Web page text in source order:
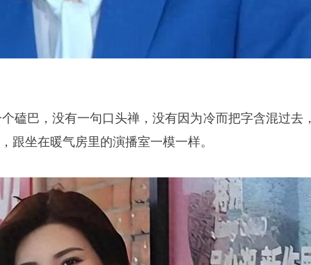
磕巴，没有一句口头禅，没有因为冷而把字含混过去，
跟坐在暖气房里的演播室一模一样。